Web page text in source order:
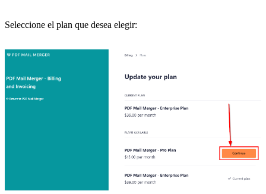
Seleccione el plan que desea elegir: